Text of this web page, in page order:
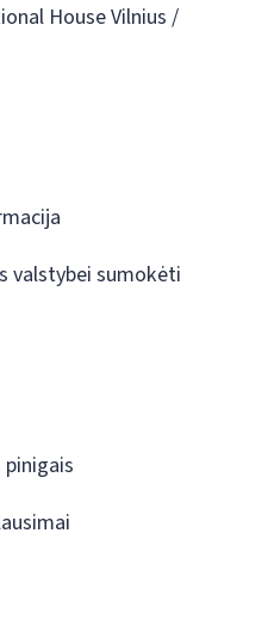
House Vilnius /
valstybei sumokėti